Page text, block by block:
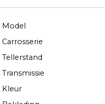
Model
Carrosserie
Tellerstand
Transmissie
Kleur